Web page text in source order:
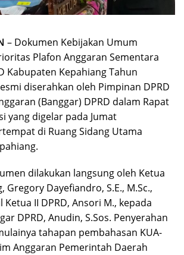
– Dokumen Kebijakan Umum
Plafon Anggaran Sementara
Kabupaten Kepahiang Tahun
diserahkan oleh Pimpinan DPRD
(Banggar) DPRD dalam Rapat
yang digelar pada Jumat
di Ruang Sidang Utama
dilakukan langsung oleh Ketua
Gregory Dayefiandro, S.E., M.Sc.,
II DPRD, Ansori M., kepada
DPRD, Anudin, S.Sos. Penyerahan
tahapan pembahasan KUA-
Anggaran Pemerintah Daerah